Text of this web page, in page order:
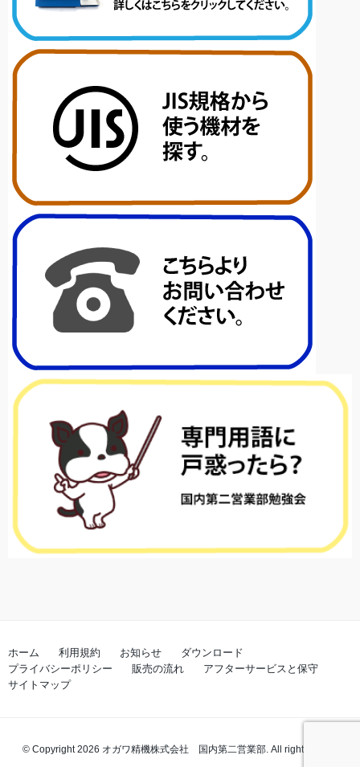
ホーム 利用規約 お知らせ
ダウンロード
プライバシーポリシー
販売の流れ
アフターサービスと保守
サイトマップ
© Copyright 2026 オガワ精機株式会社 国内第二営業部. All rights reserved.